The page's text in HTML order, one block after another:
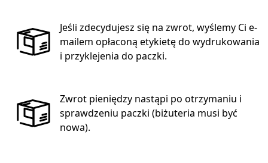
Jeśli zdecydujesz się na zwrot, wyślemy Ci e-
mailem opłaconą etykietę do wydrukowania
i przyklejenia do paczki.
Zwrot pieniędzy nastąpi po otrzymaniu i
sprawdzeniu paczki (biżuteria musi być
nowa).